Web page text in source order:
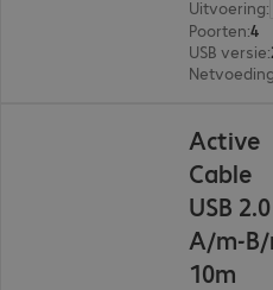
Uitvoering:
Poorten:4
USB versie:
Netvoeding
Active
Cable
USB 2.0
A/m-
10m